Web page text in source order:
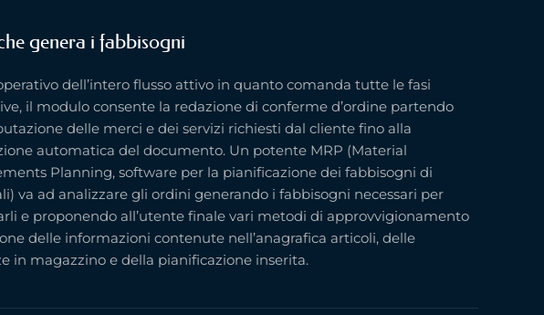
genera i fabbisogni
dell’intero flusso attivo in quanto comanda tutte le fasi
il modulo consente la redazione di conferme d’ordine partendo
delle merci e dei servizi richiesti dal cliente fino alla
automatica del documento. Un potente MRP (Material
Planning, software per la pianificazione dei fabbisogni di
va ad analizzare gli ordini generando i fabbisogni necessari per
e proponendo all’utente finale vari metodi di approvvigionamento
delle informazioni contenute nell’anagrafica articoli, delle
in magazzino e della pianificazione inserita.